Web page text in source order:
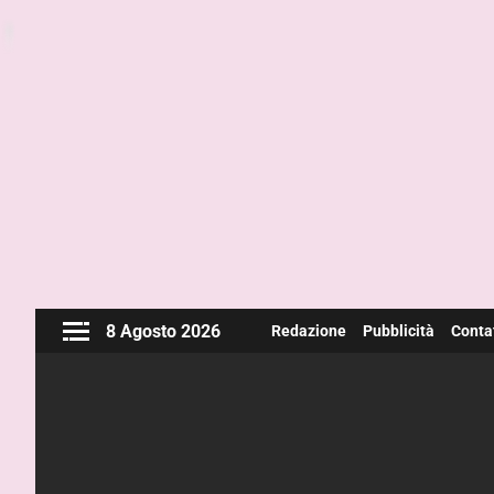
8 Agosto 2026 Redazione Pubblicità